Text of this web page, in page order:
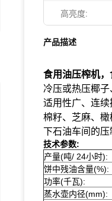
高亮度:
产品描述
食用油压榨机
冷压或热压椰
适用性广、连
棉籽、芝麻、
下石油车间的压
技术参数:
产量(吨/ 24小时):
饼中残油含量(%):
功率(千瓦):
蒸水壶内径(mm):